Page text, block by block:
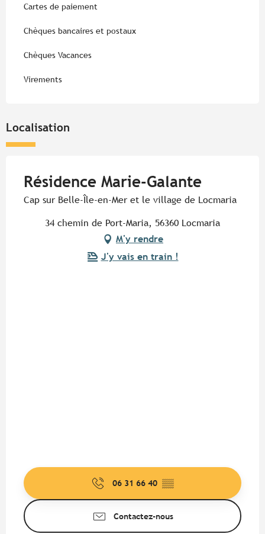
Cartes de paiement
Chèques bancaires et postaux
Chèques Vacances
Virements
Localisation
Résidence Marie-Galante
Cap sur Belle-Île-en-Mer et le village de Locmaria
34 chemin de Port-Maria, 56360 Locmaria
M'y rendre
J'y vais en train !
06 31 66 40 ▒▒
Contactez-nous